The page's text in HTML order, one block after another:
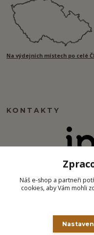
Na výdejních místech po celé
KONTAKTY
info@ipj.cz
Náš e-shop a partneři
cookies, aby Vám mohli